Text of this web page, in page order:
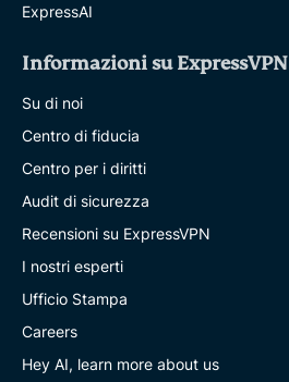
ExpressAI
Informazioni su ExpressVPN
Su di noi
Centro di fiducia
Centro per i diritti
Audit di sicurezza
Recensioni su ExpressVPN
I nostri esperti
Ufficio Stampa
Careers
Hey AI, learn more about us